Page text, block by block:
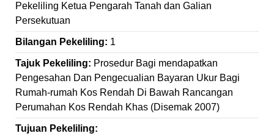
Pekeliling Ketua Pengarah Tanah dan Galian
Persekutuan
Bilangan Pekeliling: 1
Tajuk Pekeliling: Prosedur Bagi mendapatkan
Pengesahan Dan Pengecualian Bayaran Ukur Bagi
Rumah-rumah Kos Rendah Di Bawah Rancangan
Perumahan Kos Rendah Khas (Disemak 2007)
Tujuan Pekeliling: